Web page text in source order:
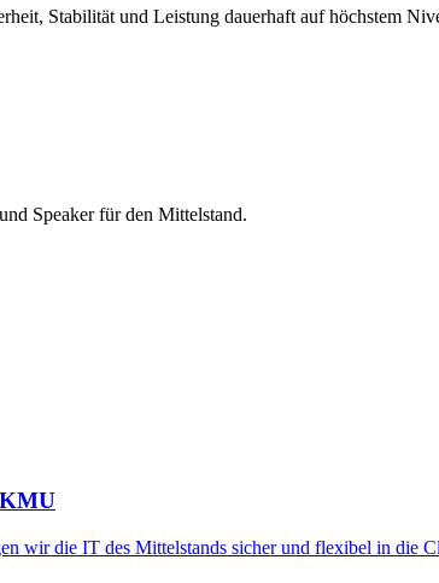
Stabilität und Leistung dauerhaft auf höchstem
Speaker für den Mittelstand.
KMU
wir die IT des Mittelstands sicher und flexibel in die